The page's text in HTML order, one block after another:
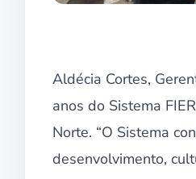
Aldécia Cortes,
anos do Sistema
Norte. “O Sistema
desenvolvimento,